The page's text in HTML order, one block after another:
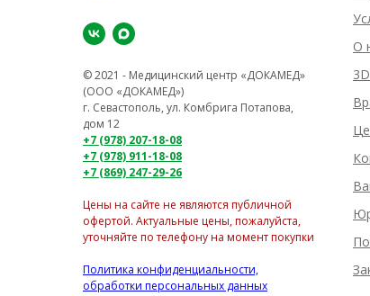
© 2021 - Медицинский центр «ДОКАМЕД»
(ООО «ДОКАМЕД»)
г. Севастополь, ул. Комбрига Потапова,
дом 12
+7 (978) 207-18-08
+7 (978) 911-18-08
+7 (869) 247-29-26
Цены на сайте не являются публичной
офертой. Актуальные цены, пожалуйста,
уточняйте по телефону на момент покупки
Политика конфиденциальности,
обработки персональных данных
О